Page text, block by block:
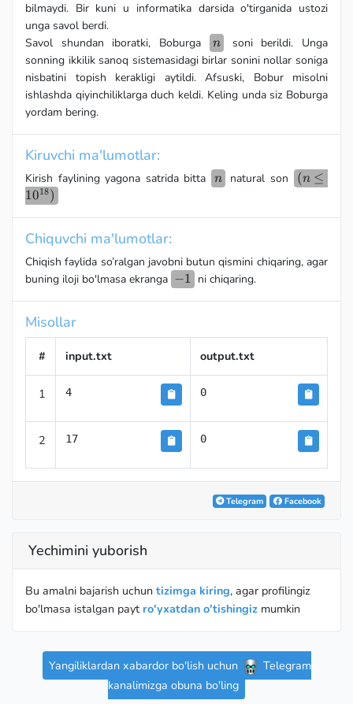
bilmaydi. Bir kuni u informatika darsida o'tirganida ustozi
unga savol berdi.
Savol shundan iboratki, Boburga
n
n
soni berildi. Unga
sonning ikkilik sanoq sistemasidagi birlar sonini nollar soniga
nisbatini topish kerakligi aytildi. Afsuski, Bobur misolni
ishlashda qiyinchiliklarga duch keldi. Keling unda siz Boburga
yordam bering.
Kiruvchi ma'lumotlar:
Kirish faylining yagona satrida bitta n
n natural son
(n
(n ≤
1018)
Chiquvchi ma'lumotlar:
Chiqish faylida so’ralgan javobni butun qismini chiqaring, agar
buning iloji bo'lmasa ekranga -1
−1 ni chiqaring.
Misollar
# input.txt output.txt
1 4 0
2 17 0
Telegram Facebook
Yechimini yuborish
Bu amalni bajarish uchun tizimga kiring, agar profilingiz
bo'lmasa istalgan payt ro'yxatdan o'tishingiz mumkin
Yangiliklardan xabardor bo'lish uchun
Telegram
kanalimizga obuna bo'ling